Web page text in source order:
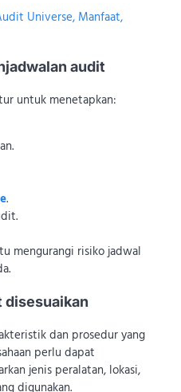
Universe, Manfaat,
audit
untuk menetapkan:
.
mengurangi risiko jadwal
disesuaikan
dan prosedur yang
perlu dapat
jenis peralatan, lokasi,
digunakan.